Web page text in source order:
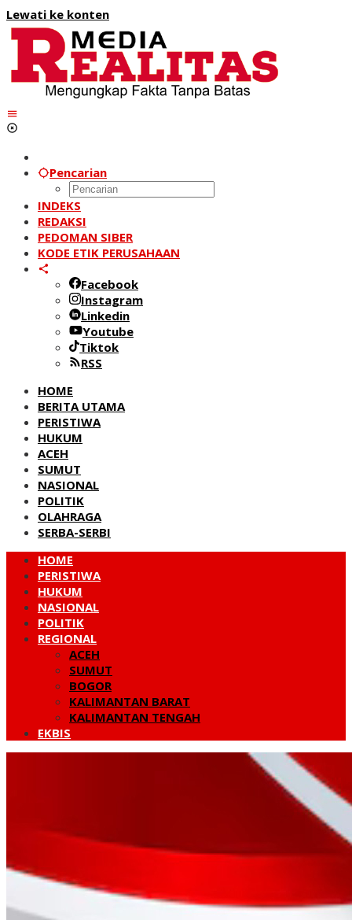
Lewati ke konten
Pencarian
INDEKS
REDAKSI
PEDOMAN SIBER
KODE ETIK PERUSAHAAN
Facebook
Instagram
Linkedin
Youtube
Tiktok
RSS
HOME
BERITA UTAMA
PERISTIWA
HUKUM
ACEH
SUMUT
NASIONAL
POLITIK
OLAHRAGA
SERBA-SERBI
HOME
PERISTIWA
HUKUM
NASIONAL
POLITIK
REGIONAL
ACEH
SUMUT
BOGOR
KALIMANTAN BARAT
KALIMANTAN TENGAH
EKBIS